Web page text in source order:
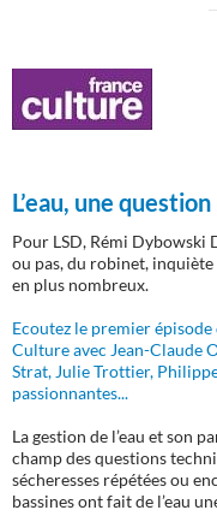
L’eau, une
Pour LSD, Rémi Dybowski
ou pas, du robinet,
en plus nombreux.
Ecoutez le premier
Culture avec Jean-Claude
Strat, Julie Trottier,
passionnantes...
La gestion de l’eau et son
champ des questions
sécheresses répétées ou
bassines ont fait de l’eau